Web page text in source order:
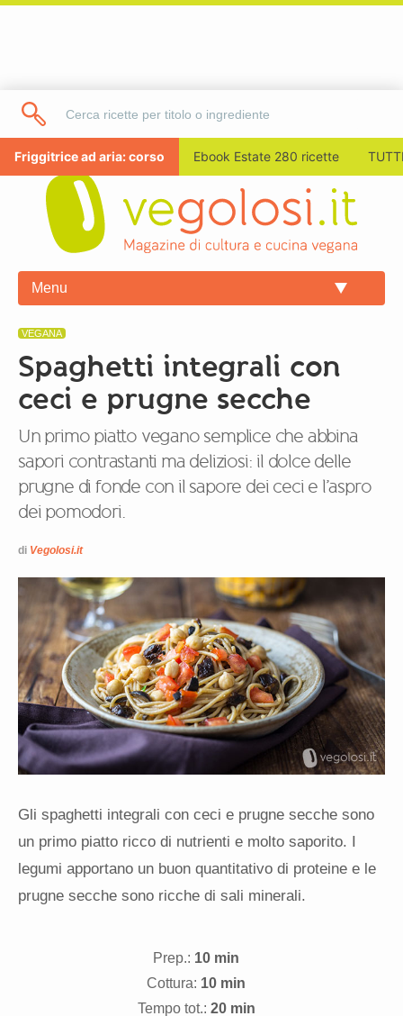
Friggitrice ad aria: corso Ebook Estate 280 ricette
Menu
VEGANA
Spaghetti integrali con
ceci e prugne secche
Un primo piatto vegano semplice che abbina
sapori contrastanti ma deliziosi: il dolce delle
prugne di fonde con il sapore dei ceci e l’aspro
dei pomodori.
di Vegolosi.it
Gli spaghetti integrali con ceci e prugne secche sono
un primo piatto ricco di nutrienti e molto saporito. I
legumi apportano un buon quantitativo di proteine e le
prugne secche sono ricche di sali minerali.
Prep.: 10 min
Cottura: 10 min
Tempo tot.: 20 min